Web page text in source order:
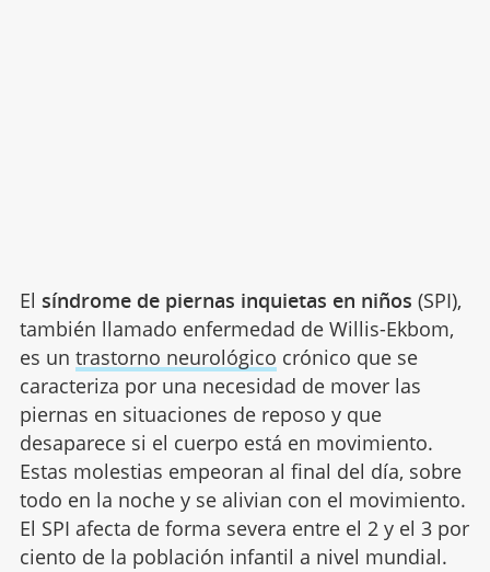
El síndrome de piernas inquietas en niños (SPI),
también llamado enfermedad de Willis-Ekbom,
es un trastorno neurológico crónico que se
caracteriza por una necesidad de mover las
piernas en situaciones de reposo y que
desaparece si el cuerpo está en movimiento.
Estas molestias empeoran al final del día, sobre
todo en la noche y se alivian con el movimiento.
El SPI afecta de forma severa entre el 2 y el 3 por
ciento de la población infantil a nivel mundial.